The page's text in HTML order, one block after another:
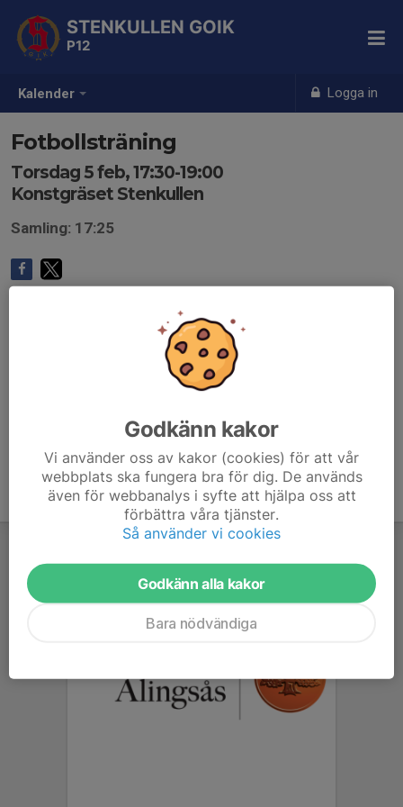
Kalender Logga in
STENKULLEN GOIK
P12
Fotbollsträning
Torsdag 5 feb, 17:30-19:00
Konstgräset Stenkullen
Samling: 17:25
Godkänn kakor
Vi använder oss av kakor (cookies) för att vår
webbplats ska fungera bra för dig. De används
även för webbanalys i syfte att hjälpa oss att
förbättra våra tjänster.
Så använder vi cookies
Godkänn alla kakor
Bara nödvändiga